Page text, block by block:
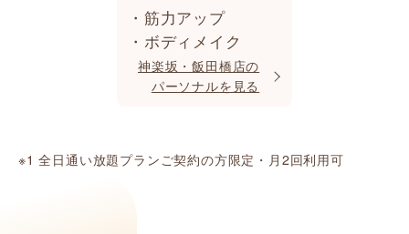
・筋力アップ
・ボディメイク
神楽坂・飯田橋店の
パーソナルを見る
※1 全日通い放題プランご契約の方限定・月2回利用可